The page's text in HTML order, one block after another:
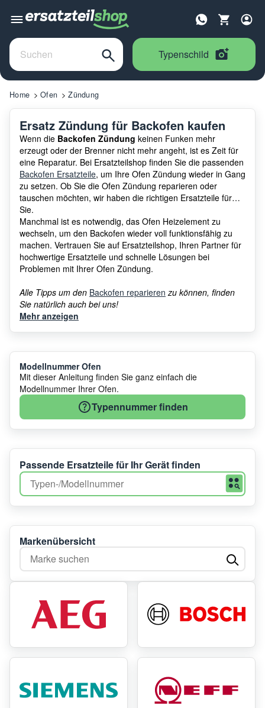
Typenschild
Home Ofen Zündung
Ersatz Zündung für Backofen kaufen
Wenn die Backofen Zündung keinen Funken mehr
erzeugt oder der Brenner nicht mehr angeht, ist es Zeit für
eine Reparatur. Bei Ersatzteilshop finden Sie die passenden
Backofen Ersatzteile, um Ihre Ofen Zündung wieder in Gang
zu setzen. Ob Sie die Ofen Zündung reparieren oder
tauschen möchten, wir haben die richtigen Ersatzteile für
Sie.
Manchmal ist es notwendig, das Ofen Heizelement zu
wechseln, um den Backofen wieder voll funktionsfähig zu
machen. Vertrauen Sie auf Ersatzteilshop, Ihren Partner für
hochwertige Ersatzteile und schnelle Lösungen bei
Problemen mit Ihrer Ofen Zündung.
Alle Tipps um den Backofen reparieren zu können, finden
Sie natürlich auch bei uns!
Mehr anzeigen
Modellnummer Ofen
Mit dieser Anleitung finden Sie ganz einfach die
Modellnummer Ihrer Ofen.
Typennummer finden
Passende Ersatzteile für Ihr Gerät finden
Markenübersicht
Marke suchen